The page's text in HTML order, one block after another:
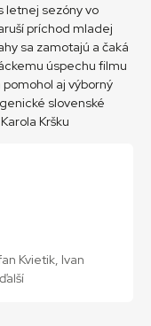
letnej sezóny vo
príchod mladej
sa zamotajú a čaká
úspechu filmu
aj výborný
slovenské
Kršku
Kvietik, Ivan